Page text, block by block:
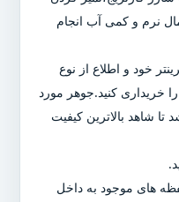
نرم و کمی آب انجام
خود و اطلاع از نوع
خریداری کنید.جوهر مورد
تا شاهد بالاترین کیفیت
های موجود به داخل